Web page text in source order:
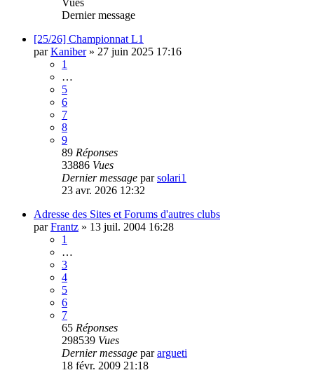
Dernier message
[25/26] Championnat L1
parKaniber» 27 juin 2025 17:16
1
…
5
6
7
8
9
89 Réponses
33886 Vues
Dernier message parsolari1
23 avr. 2026 12:32
Adresse des Sites et Forums d'autres clubs
parFrantz » 13 juil. 2004 16:28
1
…
3
4
5
6
7
65 Réponses
298539 Vues
Dernier message parargueti
18 févr. 2009 21:18